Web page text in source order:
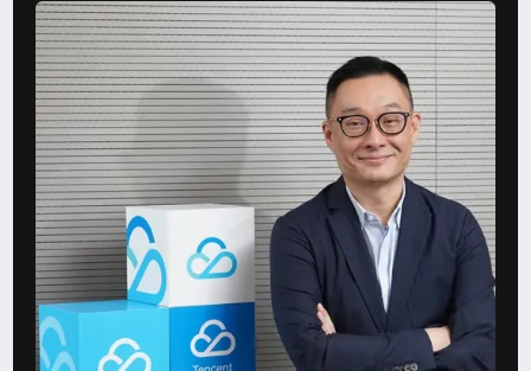
YAŞAM
TEKNOLOJİ
SAĞLIK
MAGAZİN
EĞİTİM